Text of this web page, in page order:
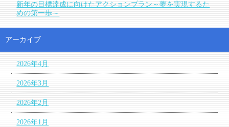
新年の目標達成に向けたアクションプラン～夢を実現するた
めの第一歩～
アーカイブ
2026年4月
2026年3月
2026年2月
2026年1月